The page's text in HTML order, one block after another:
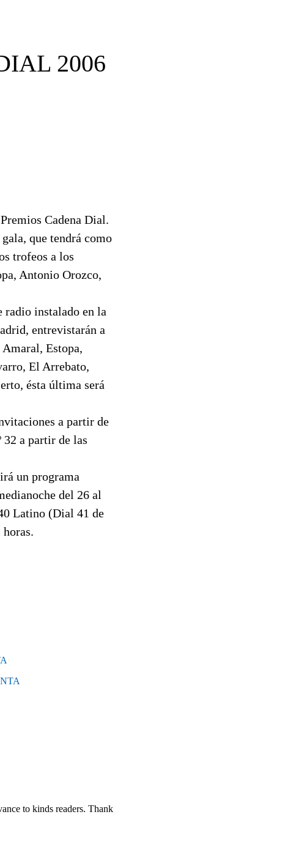
2006
Cadena Dial.
que tendrá como
trofeos a los
Antonio Orozco,
radio instalado en la
entrevistarán a
Estopa,
El Arrebato,
ésta última será
a partir de
a partir de las
un programa
del 26 al
Latino (Dial 41 de
to kinds readers. Thank